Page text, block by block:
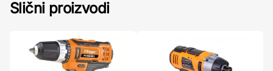
Slični proizvodi